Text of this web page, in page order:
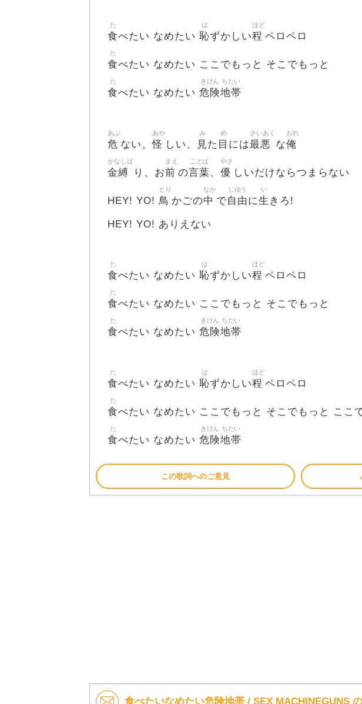
食
た
べたい なめたい 恥
は
ずかしい程
ほど
ペロペロ
食
た
べたい なめたい ここでもっと そこでもっと
食
た
べたい なめたい 危険
きけん
地帯
ちたい
危
あぶ
ない、怪
あや
しい、 見
み
た 目
め
には最悪
さいあく
な俺
おれ
金縛
かなしば
り、お前
まえ
の言葉
ことば
、 優
やさ
しいだけならつまらない
HEY! YO! 鳥
とり
かごの中
なか
で自由
じゆう
に生
い
きろ!
HEY! YO! ありえない
食
た
べたい なめたい 恥
は
ずかしい程
ほど
ペロペロ
食
た
べたい なめたい ここでもっと そこでもっと
食
た
べたい なめたい 危険
きけん
地帯
ちたい
食
た
べたい なめたい 恥
は
ずかしい程
ほど
ペロペロ
食
た
べたい なめたい ここでもっと そこでもっと ここ
食
た
べたい なめたい 危険
きけん
地帯
ちたい
この歌詞へのご意見
食べたいなめたい危険地帯 / SEX MACHINEGUNS